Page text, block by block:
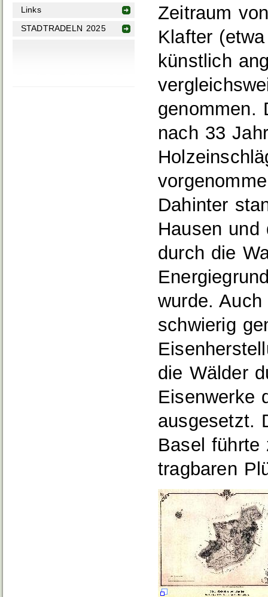
Links
STADTRADELN 2025
Zeitraum
Klafter
künstlich
genommen.
nach 33
Dahinter
Hausen und
durch die
wurde.
schwierig
die Wälder
Eisenwerke
ausgesetzt.
Basel führte
tragbaren